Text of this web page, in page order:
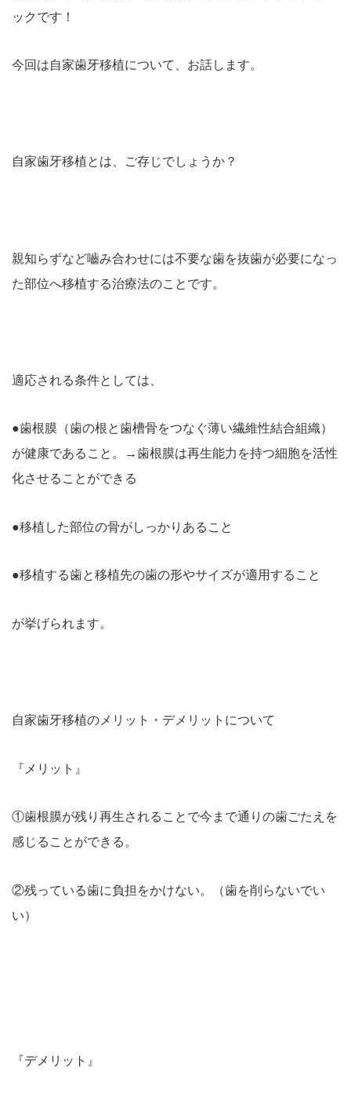
ックです！
今回は自家歯牙移植について、お話します。
自家歯牙移植とは、ご存じでしょうか？
親知らずなど嚙み合わせには不要な歯を抜歯が必要になっ
た部位へ移植する治療法のことです。
適応される条件としては、
●歯根膜（歯の根と歯槽骨をつなぐ薄い繊維性結合組織）
が健康であること。→歯根膜は再生能力を持つ細胞を活性
化させることができる
●移植した部位の骨がしっかりあること
●移植する歯と移植先の歯の形やサイズが適用すること
が挙げられます。
自家歯牙移植のメリット・デメリットについて
『メリット』
①歯根膜が残り再生されることで今まで通りの歯ごたえを
感じることができる。
②残っている歯に負担をかけない。（歯を削らないでい
い）
『デメリット』